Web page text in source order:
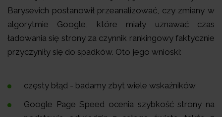
Barysevich postanowił przeanalizować, czy zmiany w
algorytmie Google, które miały uznawać czas
ładowania się strony za czynnik rankingowy faktycznie
przyczyniły się do spadków. Oto jego wnioski:
częsty błąd - badamy zbyt wiele wskaźników
Google Page Speed ocenia szybkość strony na